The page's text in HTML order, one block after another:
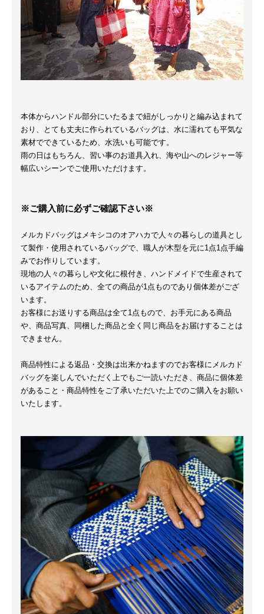
本体からハンドル部分にいたるまで紐がしっかりと編み込まれて
おり、とても丈夫に作られているバッグは、水に濡れても平気な
素材でできているため、水洗いも可能です。
雨の日はもちろん、習い事のお道具入れ、海や山へのレジャー等
幅広いシーンでご使用いただけます。
※ご購入前に必ずご確認下さい※
メルカドバッグはメキシコのオアハカで人々の暮らしの道具とし
て製作・使用されているバッグで、職人が木型を元に1点1点手編
みでお作りしています。
現地の人々の暮らしや文化に根付き、ハンドメイドで生産されて
いるアイテムのため、全ての商品が1点ものであり個体差がござ
います。
お客様にお送りする商品は全て1点もので、お手元にある商品
や、商品写真、同梱した商品と全く同じ商品をお届けすることは
できません。
商品特性による返品・交換は出来かねますのでお客様にメルカド
バッグを楽しんでいただく上でもご一読いただき、商品に個体差
があること・商品特性をご了承いただいた上でのご購入をお願い
いたします。